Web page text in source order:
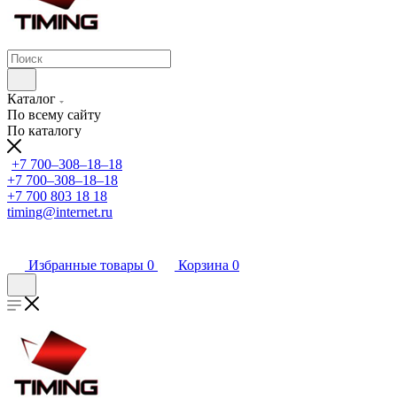
Каталог
По всему сайту
По каталогу
+7 700‒308‒18‒18
+7 700‒308‒18‒18
+7 700 803 18 18
timing@internet.ru
Избранные товары 0 Корзина 0